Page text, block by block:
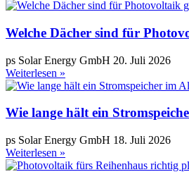
Welche Dächer sind für
ps Solar Energy GmbH 20. Juli 2026
Weiterlesen »
Wie lange hält ein
ps Solar Energy GmbH 18. Juli 2026
Weiterlesen »